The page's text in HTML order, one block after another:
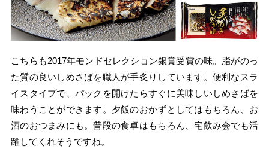
こちらも2017年モンドセレクション銀賞受賞の味。脂がのっ
た質の良いしめさばを職人が手炙りしています。便利なスラ
イスタイプで、パックを開けたらすぐに美味しいしめさばを
味わうことができます。夕飯のおかずとしてはもちろん、お
酒のおつまみにも。普段の食卓はもちろん、宅飲み会でも活
躍してくれそうですね。